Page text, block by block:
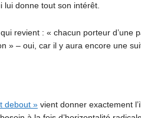
lui donne tout son intérêt.
revient : « chacun porteur d’une
» – oui, car il y aura encore une
debout »vient donner exactement